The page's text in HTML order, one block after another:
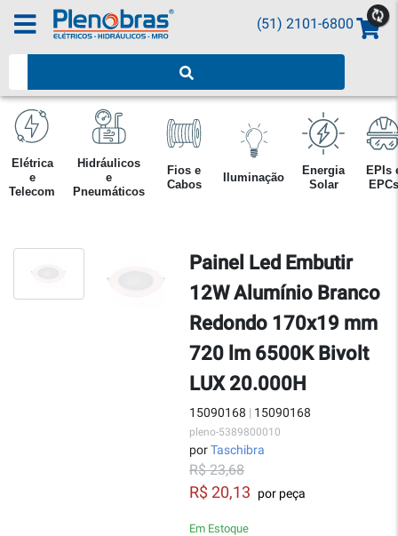
(51) 2101-6800
Elétrica
e
Telecom
Hidráulicos
e
Pneumáticos
Fios e
Cabos
Iluminação
Energia
Solar
EPIs
EPCs
Painel Led Embutir
12W Alumínio Branco
Redondo 170x19 mm
720 lm 6500K Bivolt
LUX 20.000H
15090168 | 15090168
pleno-5389800010
porTaschibra
R$ 23,68
R$ 20,13 por peça
Em Estoque